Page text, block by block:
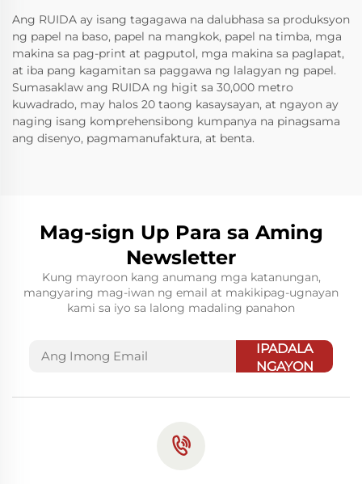
Ang RUIDA ay isang tagagawa na dalubhasa sa produksyon
ng papel na baso, papel na mangkok, papel na timba, mga
makina sa pag-print at pagputol, mga makina sa paglapat,
at iba pang kagamitan sa paggawa ng lalagyan ng papel.
Sumasaklaw ang RUIDA ng higit sa 30,000 metro
kuwadrado, may halos 20 taong kasaysayan, at ngayon ay
naging isang komprehensibong kumpanya na pinagsama
ang disenyo, pagmamanufaktura, at benta.
Mag-sign Up Para sa Aming
Newsletter
Kung mayroon kang anumang mga katanungan,
mangyaring mag-iwan ng email at makikipag-ugnayan
kami sa iyo sa lalong madaling panahon
IPADALA
NGAYON